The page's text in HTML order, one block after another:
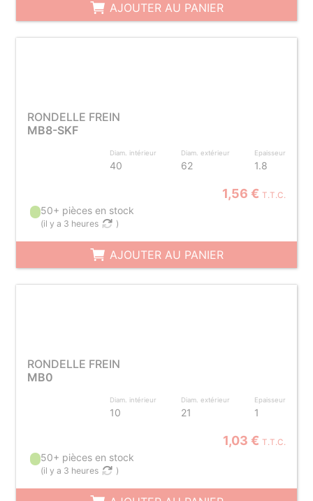
AJOUTER AU PANIER
RONDELLE FREIN
MB8-SKF
Diam. intérieur
40
Diam. extérieur
62
Epaisseur
1.8
1,56 € T.T.C.
50+ pièces en stock
(il y a 3 heures )
AJOUTER AU PANIER
RONDELLE FREIN
MB0
Diam. intérieur
10
Diam. extérieur
21
Epaisseur
1
1,03 € T.T.C.
50+ pièces en stock
(il y a 3 heures )